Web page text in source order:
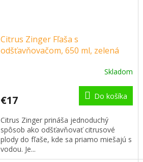
Citrus Zinger Fľaša s
odšťavňovačom, 650 ml, zelená
Skladom
€17 Do košíka
Citrus Zinger prináša jednoduchý
spôsob ako odšťavňovať citrusové
plody do fľaše, kde sa priamo miešajú s
vodou. Je...